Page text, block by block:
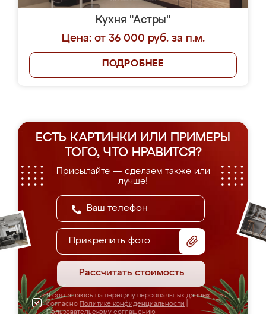
Кухня "Астры"
Цена: от 36 000 руб. за п.м.
ПОДРОБНЕЕ
ЕСТЬ КАРТИНКИ ИЛИ ПРИМЕРЫ
ТОГО, ЧТО НРАВИТСЯ?
Присылайте — сделаем также или
лучше!
Прикрепить фото
Рассчитать стоимость
Я соглашаюсь на передачу персональных данных
согласно Политике конфиденциальности
Пользовательскому соглашению